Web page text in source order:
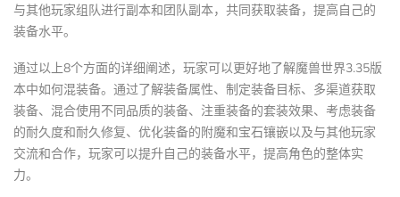
与其他玩家组队进行副本和团队副本，共同获取装备，提高自己的
装备水平。
通过以上8个方面的详细阐述，玩家可以更好地了解魔兽世界3.35版
本中如何混装备。通过了解装备属性、制定装备目标、多渠道获取
装备、混合使用不同品质的装备、注重装备的套装效果、考虑装备
的耐久度和耐久修复、优化装备的附魔和宝石镶嵌以及与其他玩家
交流和合作，玩家可以提升自己的装备水平，提高角色的整体实
力。